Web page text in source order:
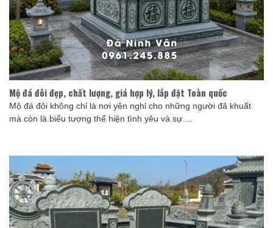
Mộ đá đôi đẹp, chất lượng, giá hợp lý, lắp đặt Toàn quốc
Mộ đá đôi không chỉ là nơi yên nghỉ cho những người đã khuất
mà còn là biểu tượng thể hiện tình yêu và sự ...